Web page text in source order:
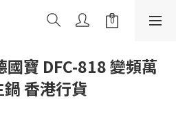
寶 DFC-818 變頻萬
香港行貨